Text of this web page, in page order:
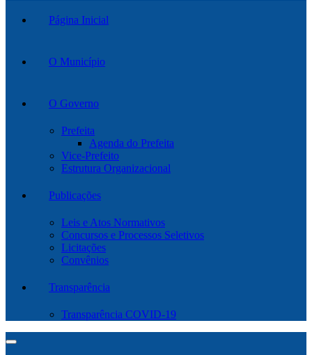
Página Inicial
O Município
O Governo
Prefeita
Agenda do Prefeita
Vice-Prefeito
Estrutura Organizacional
Publicações
Leis e Atos Normativos
Concursos e Processos Seletivos
Licitações
Convênios
Transparência
Transparência COVID-19